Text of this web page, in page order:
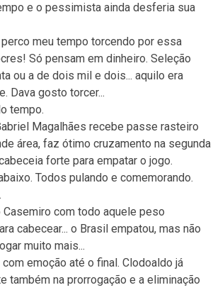
e o pessimista ainda desferia sua
meu tempo torcendo por essa
Só pensam em dinheiro. Seleção
ou a de dois mil e dois... aquilo era
Dava gosto torcer...
tempo.
Magalhães recebe passe rasteiro
área, faz ótimo cruzamento na segunda
forte para empatar o jogo.
Todos pulando e comemorando.
com todo aquele peso
cabecear... o Brasil empatou, mas não
muito mais...
emoção até o final. Clodoaldo já
também na prorrogação e a eliminação